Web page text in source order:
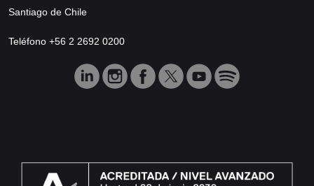
Santiago de Chile
Teléfono +56 2 2692 0200